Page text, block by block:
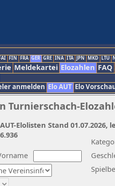
FIN FRA GER GRE INA ITA JPN MKD LTU
Meldekartei Elozahlen FAQ
anmelden Elo AUT Elo
AUT-Elolisten Stand
6.936